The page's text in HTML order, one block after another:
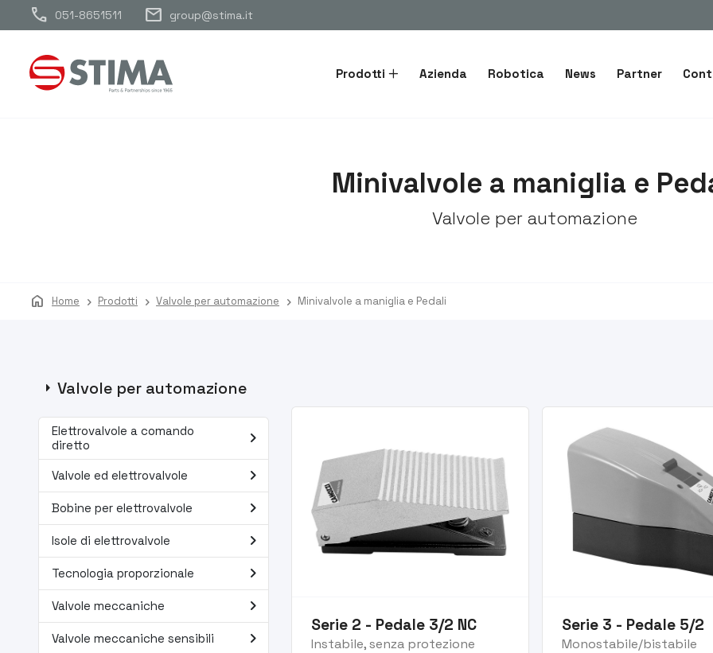
call 051-8651511 mail group@stima.it
Prodotti Azienda Robotica News Partner
Minivalvole a maniglia e
Valvole per automazione
home Home Prodotti Valvole per automazione Minivalvole a maniglia e Pedali
arrow_right Valvole per automazione
Elettrovalvole a comando
diretto
navigate_next
Valvole ed elettrovalvole navigate_next
Bobine per elettrovalvole navigate_next
Isole di elettrovalvole navigate_next
Tecnologia proporzionale navigate_next
Valvole meccaniche navigate_next
Valvole meccaniche sensibili navigate_next
Serie 2 - Pedale 3/2 NC
Instabile, senza protezione
Serie 3 - Pedale 5/2
Monostabile/bistabile